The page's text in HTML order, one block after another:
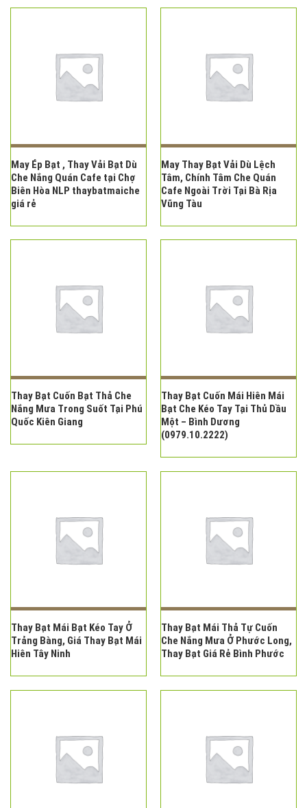
May Ép Bạt , Thay Vải Bạt Dù
Che Nắng Quán Cafe tại Chợ
Biên Hòa NLP thaybatmaiche
giá rẻ
May Thay Bạt Vải Dù Lệch
Tâm, Chính Tâm Che Quán
Cafe Ngoài Trời Tại Bà Rịa
Vũng Tàu
Thay Bạt Cuốn Bạt Thả Che
Nắng Mưa Trong Suốt Tại Phú
Quốc Kiên Giang
Thay Bạt Cuốn Mái Hiên Mái
Bạt Che Kéo Tay Tại Thủ Dầu
Một – Bình Dương
(0979.10.2222)
Thay Bạt Mái Bạt Kéo Tay Ở
Trảng Bàng, Giá Thay Bạt Mái
Hiên Tây Ninh
Thay Bạt Mái Thả Tự Cuốn
Che Nắng Mưa Ở Phước Long,
Thay Bạt Giá Rẻ Bình Phước